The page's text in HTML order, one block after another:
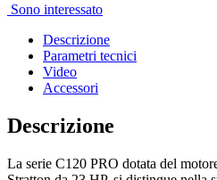
Sono interessato
Descrizione
Parametri tecnici
Video
Accessori
Descrizione
La serie C120 PRO dotata del